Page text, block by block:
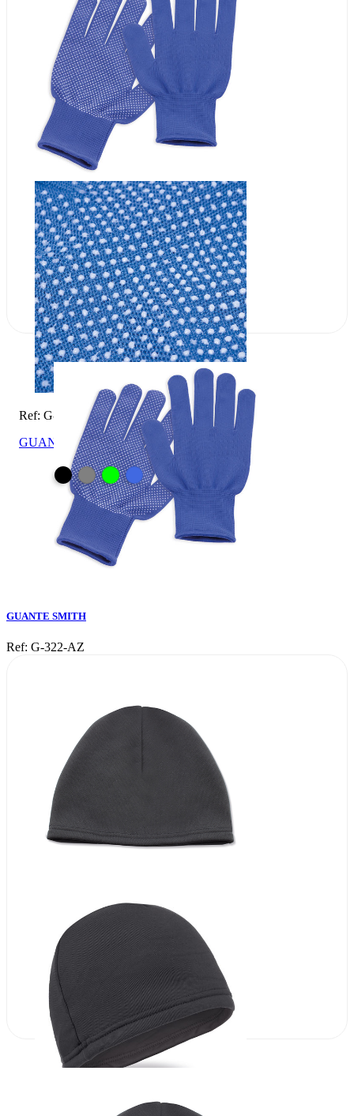
Ref: G-322-AZ
GUANTE SMITH
GUANTE SMITH
Ref: G-322-AZ